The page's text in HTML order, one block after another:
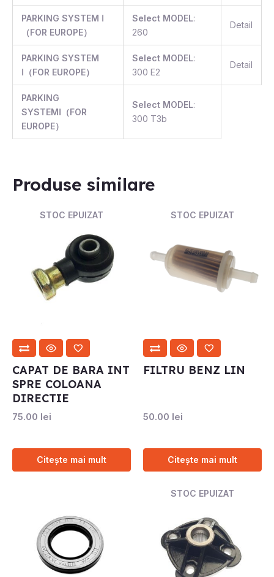
PARKING SYSTEM Ⅰ
（FOR EUROPE）
Select MODEL:
260
Detail
PARKING SYSTEM
Ⅰ（FOR EUROPE）
Select MODEL:
300 E2
Detail
PARKING
SYSTEMⅠ（FOR
EUROPE）
Select MODEL:
300 T3b
Produse similare
STOC EPUIZAT
CAPAT DE BARA INT
SPRE COLOANA
DIRECTIE
75.00 lei
Citește mai mult
STOC EPUIZAT
FILTRU BENZ LIN
50.00 lei
Citește mai mult
STOC EPUIZAT